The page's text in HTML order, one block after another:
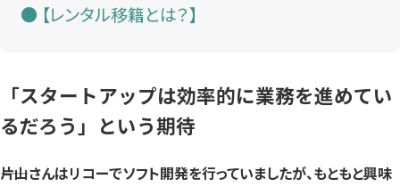
【レンタル移籍とは？】
「スタートアップは効率的に業務を進めてい
るだろう」という期待
――片山さんはリコーでソフト開発を行っていましたが、もともと興味